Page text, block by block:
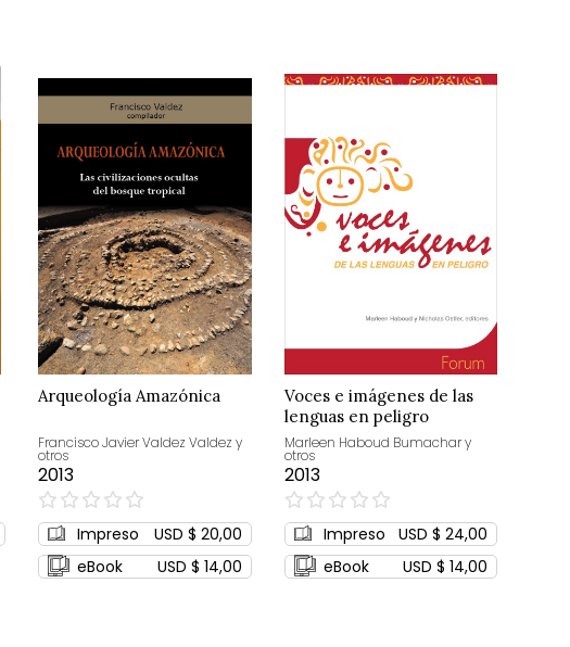
Arqueología Amazónica
Francisco Javier Valdez Valdez y
otros
2013
0%
Impreso
USD $ 20,00
eBook
USD $ 14,00
Voces e imágenes de las
lenguas en peligro
Marleen Haboud Bumachar y
otros
2013
0%
Impreso
USD $ 24,00
eBook
USD $ 14,00